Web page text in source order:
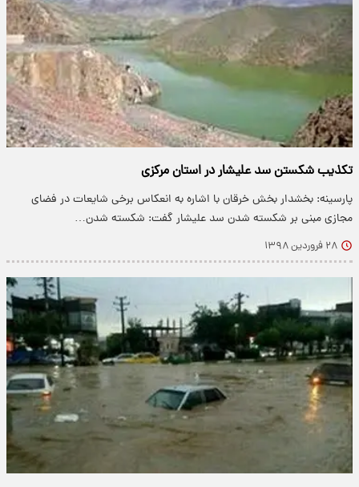
تکذیب شکستن سد علیشار در استان مرکزی
پارسینه: بخشدار بخش خرقان با اشاره به انعکاس برخی شایعات در فضای
مجازی مبنی بر شکسته شدن سد علیشار گفت: شکسته شدن…
۲۸ فروردین ۱۳۹۸